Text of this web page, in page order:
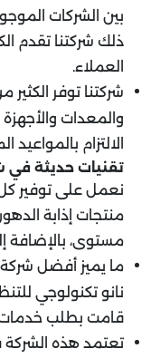
بين الشركات
ذلك شركتنا تقدم
العملاء.
شركتنا توفر
والمعدات
الالتزام
تقنيات حديثة في
نعمل على توفير
منتجات إذابة
مستوى، بالإضافة
ما يميز أفضل شركة
نانو تكنولوجي
قامت بطلب خدمات
تعتمد هذه